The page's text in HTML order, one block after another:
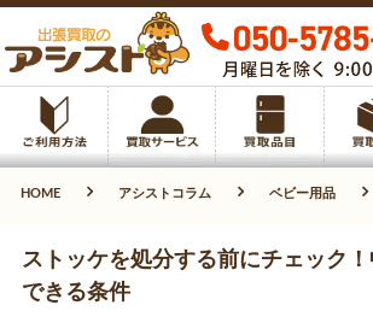
HOME アシストコラム ベビー用品
ストッケを処分する前にチェック
できる条件